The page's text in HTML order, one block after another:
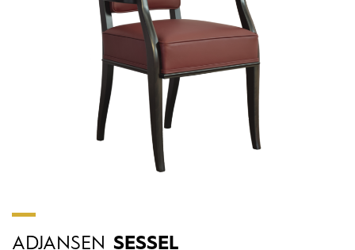
ADJANSEN SESSEL